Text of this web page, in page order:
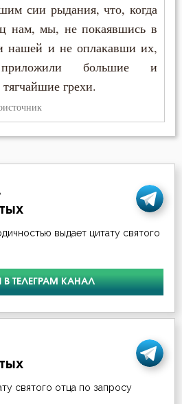
сии рыдания, что, когда
нам, мы, не покаявшись в
нашей и не оплакавши их,
большие и
грехи.
выдает цитату святого
В ТЕЛЕГРАМ КАНАЛ
святого отца по запросу